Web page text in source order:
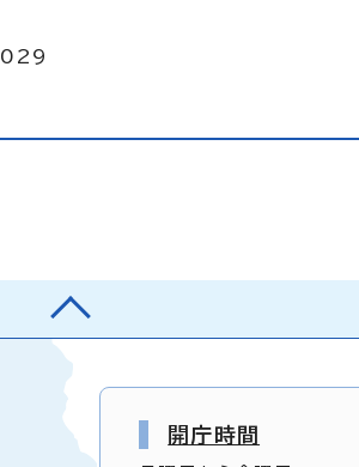
開庁時間